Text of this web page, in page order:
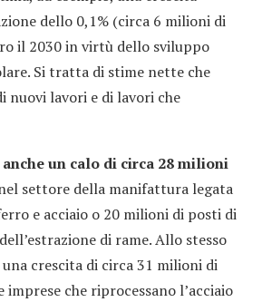
dello 0,1% (circa 6 milioni di
il 2030 in virtù dello sviluppo
Si tratta di stime nette che
nuovi lavori e di lavori che
un calo di circa 28 milioni
settore della manifattura legata
e acciaio o 20 milioni di posti di
di rame. Allo stesso
crescita di circa 31 milioni di
che riprocessano l’acciaio